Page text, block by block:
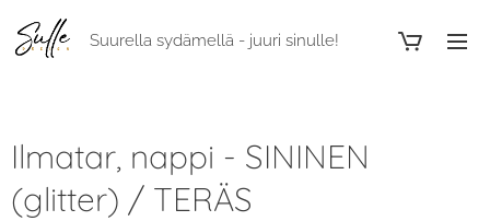
Suurella sydämellä - juuri sinulle!
Ilmatar, nappi - SININEN
(glitter) / TERÄS